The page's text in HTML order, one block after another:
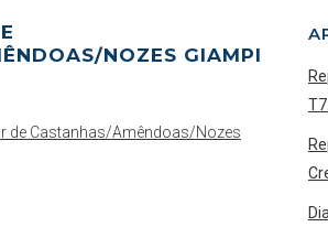
NOZES GIAMPI
de Castanhas/Amêndoas/Nozes